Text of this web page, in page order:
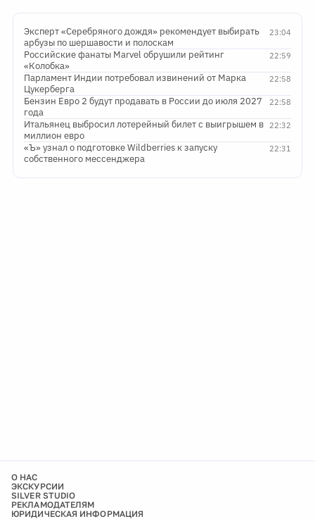
23:04
Эксперт «Серебряного дождя» рекомендует выбирать
арбузы по шершавости и полоскам
22:59
Российские фанаты Marvel обрушили рейтинг
«Колобка»
22:58
Парламент Индии потребовал извинений от Марка
Цукерберга
22:58
Бензин Евро 2 будут продавать в России до июля 2027
года
22:32
Итальянец выбросил лотерейный билет с выигрышем в
миллион евро
22:31
«Ъ» узнал о подготовке Wildberries к запуску
собственного мессенджера
О НАС
ЭКСКУРСИИ
SILVER STUDIO
РЕКЛАМОДАТЕЛЯМ
ЮРИДИЧЕСКАЯ ИНФОРМАЦИЯ